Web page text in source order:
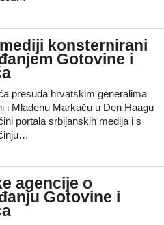
konsternirani
Gotovine i
presuda hrvatskim generalima
i Mladenu Markaču u Den Haagu
portala srbijanskih medija i s
agencije o
Gotovine i